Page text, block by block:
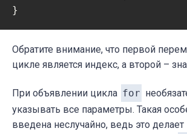
Обратите внимание, что первой
цикле является индекс, а второй –
При объявлении цикла for
указывать все параметры. Такая
введена неслучайно, ведь это